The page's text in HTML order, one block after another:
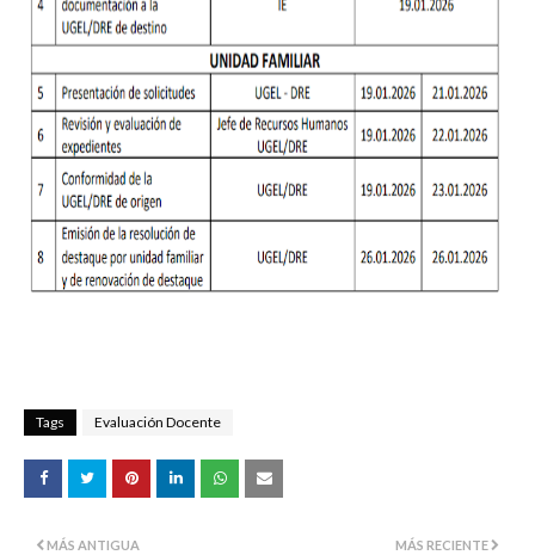
Tags Evaluación Docente
MÁS RECIENTE
MÁS ANTIGUA